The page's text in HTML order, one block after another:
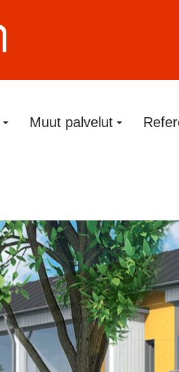
Muut palvelut